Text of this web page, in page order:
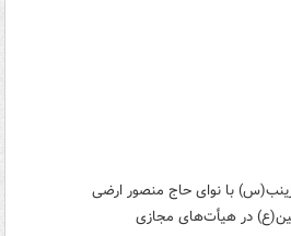
با نوای حاج منصور ارضی
در هیأت‌های مجازی